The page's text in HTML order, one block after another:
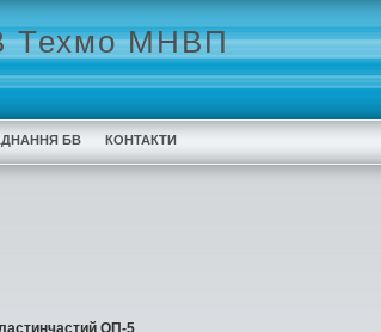
Техмо МНВП
БВ КОНТАКТИ
ОП-5